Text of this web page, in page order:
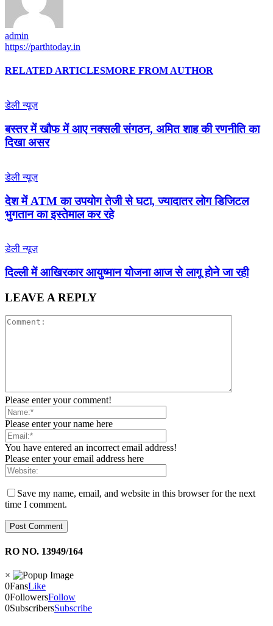
admin
https://parthtoday.in
RELATED ARTICLESMORE FROM AUTHOR
डेली न्यूज़
बस्तर में खौफ में आए नक्सली संगठन, अमित शाह की रणनीति का
दिखा असर
डेली न्यूज़
देश में ATM का उपयोग तेजी से घटा, ज्यादातर लोग डिजिटल
भुगतान का इस्तेमाल कर रहे
डेली न्यूज़
द‍िल्‍ली में आख‍िरकार आयुष्‍मान योजना आज से लागू होने जा रही
LEAVE A REPLY
Please enter your comment!
Please enter your name here
You have entered an incorrect email address!
Please enter your email address here
Save my name, email, and website in this browser for the next
time I comment.
RO NO. 13949/164
×
0FansLike
0FollowersFollow
0SubscribersSubscribe